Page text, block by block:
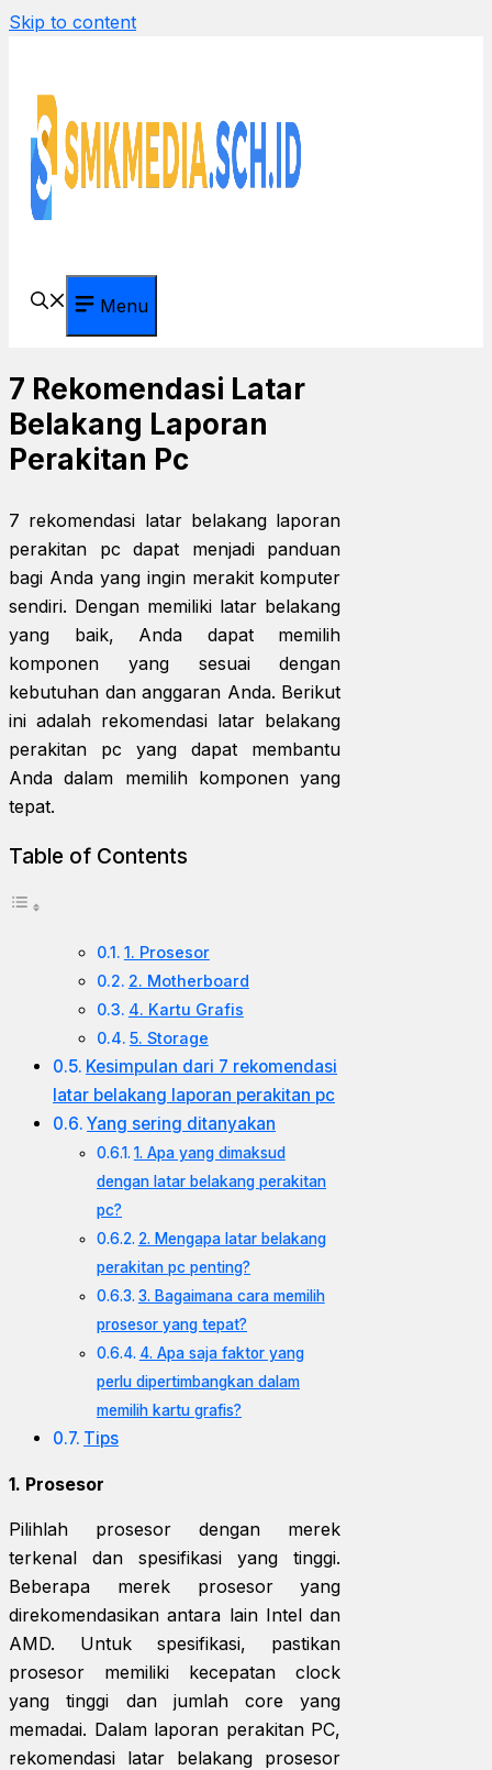
Skip to content
Menu
7 Rekomendasi Latar
Belakang Laporan
Perakitan Pc
7 rekomendasi latar belakang laporan
perakitan pc dapat menjadi panduan
bagi Anda yang ingin merakit komputer
sendiri. Dengan memiliki latar belakang
yang baik, Anda dapat memilih
komponen yang sesuai dengan
kebutuhan dan anggaran Anda. Berikut
ini adalah rekomendasi latar belakang
perakitan pc yang dapat membantu
Anda dalam memilih komponen yang
tepat.
Table of Contents
1. Prosesor
2. Motherboard
4. Kartu Grafis
5. Storage
Kesimpulan dari 7 rekomendasi
latar belakang laporan perakitan pc
Yang sering ditanyakan
1. Apa yang dimaksud
dengan latar belakang perakitan
pc?
2. Mengapa latar belakang
perakitan pc penting?
3. Bagaimana cara memilih
prosesor yang tepat?
4. Apa saja faktor yang
perlu dipertimbangkan dalam
memilih kartu grafis?
Tips
1. Prosesor
Pilihlah prosesor dengan merek
terkenal dan spesifikasi yang tinggi.
Beberapa merek prosesor yang
direkomendasikan antara lain Intel dan
AMD. Untuk spesifikasi, pastikan
prosesor memiliki kecepatan clock
yang tinggi dan jumlah core yang
memadai. Dalam laporan perakitan PC,
rekomendasi latar belakang prosesor